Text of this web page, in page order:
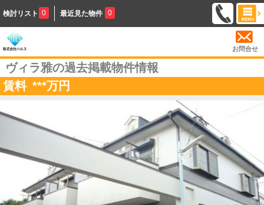
検討リスト 0 最近見た物件 0
お問合せ
ヴィラ雅の過去掲載物件情報
賃料 ***万円